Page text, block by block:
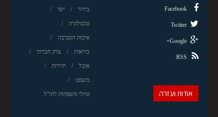
בידור יופי
טכנולוגיה
איכות הסביבה
בריאות צדק חברתי
אוכל תיירות
משפט
טיולי משפחות לחו"ל
Facebook
Twitter
Google+
RSS
אודות ועזרה